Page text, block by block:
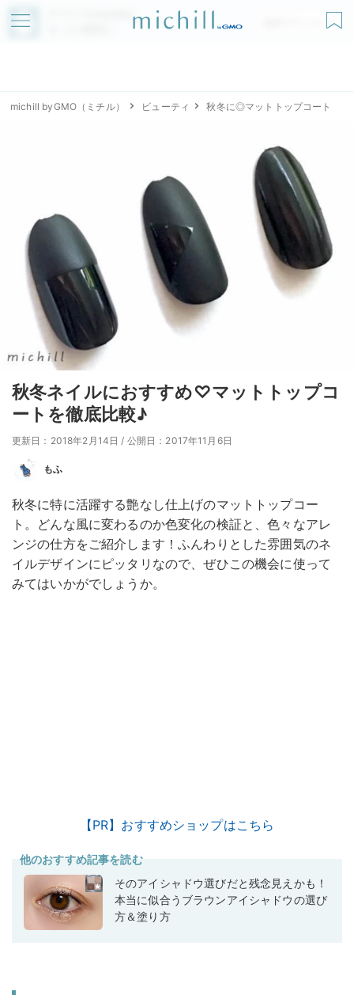
アプリでmichillが
無料ダウンロード
michill byGMO（ミチル） ビューティ 秋冬に◎マットトップコート
秋冬ネイルにおすすめ♡マットトップコ
ートを徹底比較♪
更新日：2018年2月14日 / 公開日：2017年11月6日
もふ
秋冬に特に活躍する艶なし仕上げのマットトップコー
ト。どんな風に変わるのか色変化の検証と、色々なアレ
ンジの仕方をご紹介します！ふんわりとした雰囲気のネ
イルデザインにピッタリなので、ぜひこの機会に使って
みてはいかがでしょうか。
【PR】おすすめショップはこちら
他のおすすめ記事を読む
そのアイシャドウ選びだと残念見えかも！
本当に似合うブラウンアイシャドウの選び
方＆塗り方